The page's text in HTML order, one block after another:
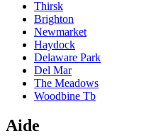
Thirsk
Brighton
Newmarket
Haydock
Delaware Park
Del Mar
The Meadows
Woodbine Tb
Aide